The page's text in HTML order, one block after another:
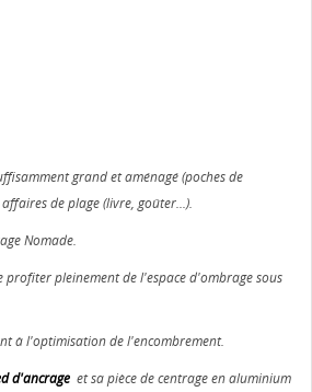
grand et aménagé (poches de
de plage (livre, goûter...).
Nomade.
pleinement de l'espace d'ombrage sous
à l'optimisation de l'encombrement.
d'ancrage et sa pièce de centrage en aluminium